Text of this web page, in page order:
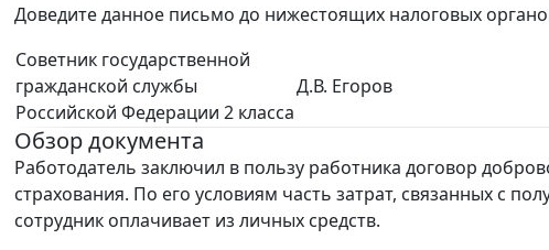
Доведите данное письмо до нижестоящих налоговых
Советник государственной
гражданской службы
Российской Федерации 2 класса
Д.В. Егоров
Обзор документа
Работодатель заключил в пользу работника договор
страхования. По его условиям часть затрат, связанных с
сотрудник оплачивает из личных средств.